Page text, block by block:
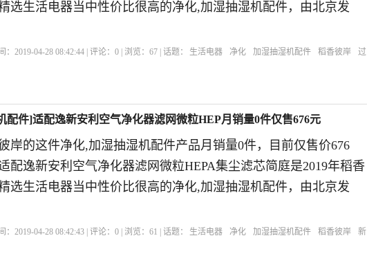
选生活电器当中性价比很高的净化,加湿抽湿机配件，由北京发
：2019-04-28 08:42:44 | 评论：0 | 浏览：67 | 话题： 生活电器 净化 加湿抽湿机配件 稻香彼岸
过
配件]适配逸新安利空气净化器滤网微粒HEP月销量0件仅售676元
岸的这件净化,加湿抽湿机配件产品月销量0件，目前仅售价676
配逸新安利空气净化器滤网微粒HEPA集尘滤芯简庭是2019年稻香
选生活电器当中性价比很高的净化,加湿抽湿机配件，由北京发
：2019-04-28 08:42:43 | 评论：0 | 浏览：61 | 话题： 生活电器 净化 加湿抽湿机配件 稻香彼岸
新